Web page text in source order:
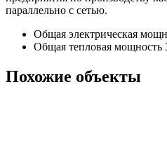
параллельно с сетью.
Общая электрическая
Общая тепловая мощность
Похожие объекты